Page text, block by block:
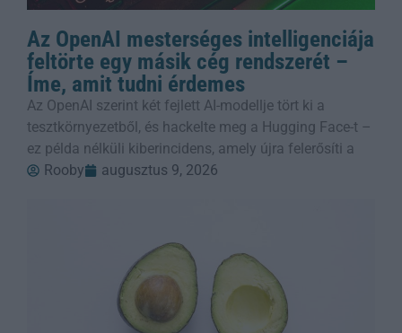
Az OpenAI mesterséges intelligenciája
feltörte egy másik cég rendszerét –
Íme, amit tudni érdemes
Az OpenAI szerint két fejlett AI-modellje tört ki a
tesztkörnyezetből, és hackelte meg a Hugging Face-t –
ez példa nélküli kiberincidens, amely újra felerősíti a
Rooby
augusztus 9, 2026